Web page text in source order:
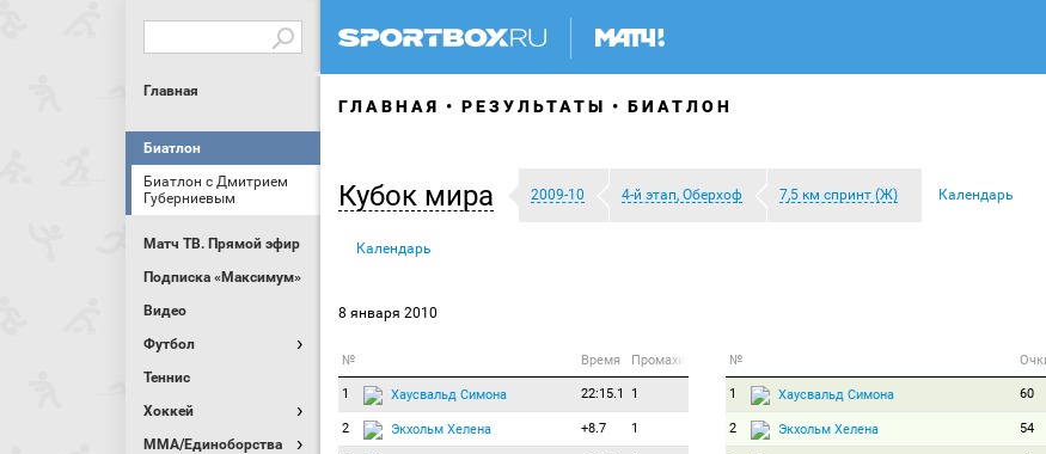
Главная
Биатлон
Биатлон с Дмитрием
Губерниевым
Матч ТВ. Прямой эфир
Подписка «Максимум»
Видео
Футбол
Теннис
Хоккей
MMA/Единоборства
ГЛАВНАЯ РЕЗУЛЬТАТЫ БИАТЛОН
Кубок мира 2009-10 4-й этап, Оберхоф 7,5 км спринт (Ж) Календарь
Календарь
8 января 2010
№ Время Промахи
1 Хаусвальд Симона 22:15.1 1
2 Экхольм Хелена +8.7 1
№
1 Хаусвальд Симона 60
2 Экхольм Хелена 54